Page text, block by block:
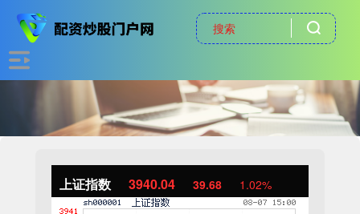
上证指数 3940.04 39.68 1.02%